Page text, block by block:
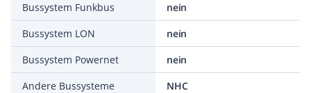
Bussystem Funkbus
nein
Bussystem LON
nein
Bussystem Powernet
nein
Andere Bussysteme
NHC